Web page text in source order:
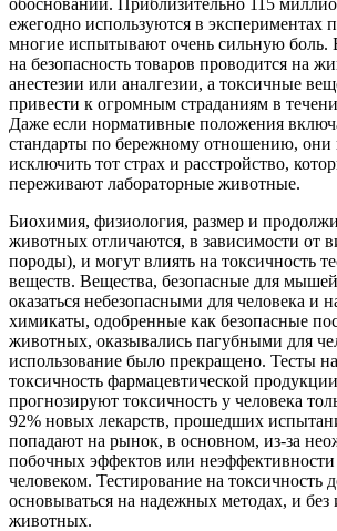
ежегодно используются в экспериментах
многие испытывают очень сильную боль.
на безопасность товаров проводится на
анестезии или аналгезии, а токсичные
привести к огромным страданиям в
Даже если нормативные положения
стандарты по бережному отношению, они
исключить тот страх и расстройство,
переживают лабораторные животные.
Биохимия, физиология, размер и
животных отличаются, в зависимости от
породы), и могут влиять на токсичность
веществ. Вещества, безопасные для
оказаться небезопасными для человека и
химикаты, одобренные как безопасные
животных, оказывались пагубными для
использование было прекращено. Тесты
токсичность фармацевтической
прогнозируют токсичность у человека
92% новых лекарств, прошедших
попадают на рынок, в основном, из-за
побочных эффектов или
человеком. Тестирование на токсичность
основываться на надежных методах, и без
животных.